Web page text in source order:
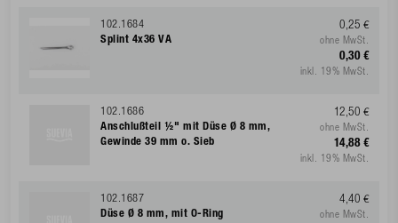
102.1684
Splint 4x36 VA
0,25 €
ohne MwSt.
0,30 €
inkl. 19% MwSt.
102.1686
Anschlußteil ½" mit Düse Ø 8 mm,
Gewinde 39 mm o. Sieb
12,50 €
ohne MwSt.
14,88 €
inkl. 19% MwSt.
102.1687
Düse Ø 8 mm, mit O-Ring
4,40 €
ohne MwSt.